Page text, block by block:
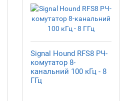
Signal Hound RFS8 РЧ-
комутатор 8-
канальний 100 кГц - 8
ГГц